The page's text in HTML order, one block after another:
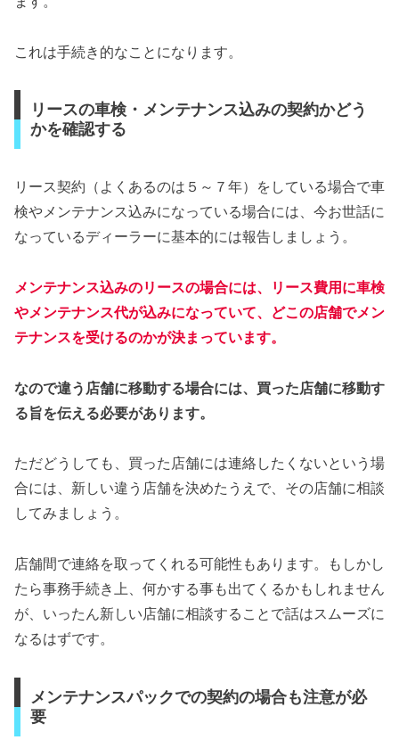
これは手続き的なことになります。
リースの車検・メンテナンス込みの契約かどう
かを確認する
リース契約（よくあるのは５～７年）をしている場合で車
検やメンテナンス込みになっている場合には、今お世話に
なっているディーラーに基本的には報告しましょう。
メンテナンス込みのリースの場合には、リース費用に車検
やメンテナンス代が込みになっていて、どこの店舗でメン
テナンスを受けるのかが決まっています。
なので違う店舗に移動する場合には、買った店舗に移動す
る旨を伝える必要があります。
ただどうしても、買った店舗には連絡したくないという場
合には、新しい違う店舗を決めたうえで、その店舗に相談
してみましょう。
店舗間で連絡を取ってくれる可能性もあります。もしかし
たら事務手続き上、何かする事も出てくるかもしれません
が、いったん新しい店舗に相談することで話はスムーズに
なるはずです。
メンテナンスパックでの契約の場合も注意が必
要